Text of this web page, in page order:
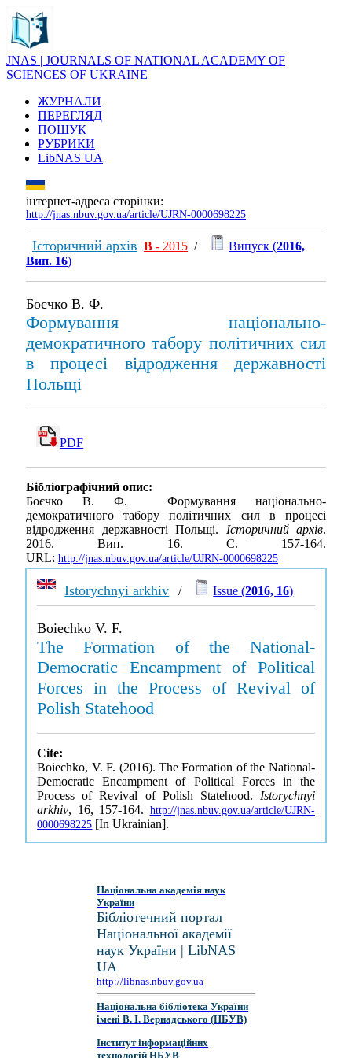
JNAS | JOURNALS OF NATIONAL ACADEMY OF
SCIENCES OF UKRAINE
ЖУРНАЛИ
ПЕРЕГЛЯД
ПОШУК
РУБРИКИ
LibNAS UA
інтернет-адреса сторінки:
http://jnas.nbuv.gov.ua/article/UJRN-0000698225
Історичний архів В - 2015 / Випуск (2016,
Вип. 16)
Боєчко В. Ф.
Формування національно-
демократичного табору політичних сил
в процесі відродження державності
Польщі
PDF
Бібліографічний опис:
Боєчко В. Ф. Формування національно-
демократичного табору політичних сил в процесі
відродження державності Польщі. Історичний архів.
2016. Вип. 16. С. 157-164.
URL: http://jnas.nbuv.gov.ua/article/UJRN-0000698225
Istorychnyi arkhiv / Issue (2016, 16)
Boiechko V. F.
The Formation of the National-
Democratic Encampment of Political
Forces in the Process of Revival of
Polish Statehood
Cite:
Boiechko, V. F. (2016). The Formation of the National-
Democratic Encampment of Political Forces in the
Process of Revival of Polish Statehood. Istorychnyi
arkhiv, 16, 157-164. http://jnas.nbuv.gov.ua/article/UJRN-
0000698225 [In Ukrainian].
Національна академія наук
України
Бібліотечний портал
Національної академії
наук України | LibNAS
UA
http://libnas.nbuv.gov.ua
Національна бібліотека України
імені В. І. Вернадського (НБУВ)
Інститут інформаційних
технологій НБУВ